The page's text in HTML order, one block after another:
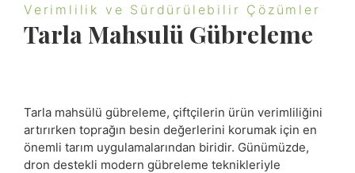
Verimlilik ve Sürdürülebilir Çözümler
Tarla Mahsulü Gübreleme
Tarla mahsülü gübreleme, çiftçilerin ürün verimliliğini
artırırken toprağın besin değerlerini korumak için en
önemli tarım uygulamalarından biridir. Günümüzde,
dron destekli modern gübreleme teknikleriyle